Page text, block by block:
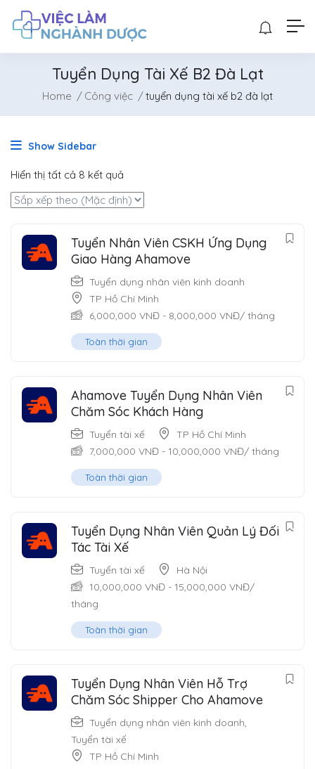
Tuyển Dụng Tài Xế B2 Đà Lạt
Home Công việc tuyển dụng tài xế b2 đà lạt
Show Sidebar
Hiển thị tất cả 8 kết quả
Tuyển Nhân Viên CSKH Ứng Dụng
Giao Hàng Ahamove
Tuyển dụng nhân viên kinh doanh
TP Hồ Chí Minh
6,000,000 VNĐ - 8,000,000 VNĐ/ tháng
Toàn thời gian
Ahamove Tuyển Dụng Nhân Viên
Chăm Sóc Khách Hàng
Tuyển tài xế
TP Hồ Chí Minh
7,000,000 VNĐ - 10,000,000 VNĐ/ tháng
Toàn thời gian
Tuyển Dụng Nhân Viên Quản Lý Đối
Tác Tài Xế
Tuyển tài xế
Hà Nội
10,000,000 VNĐ - 15,000,000 VNĐ/
tháng
Toàn thời gian
Tuyển Dụng Nhân Viên Hỗ Trợ
Chăm Sóc Shipper Cho Ahamove
Tuyển dụng nhân viên kinh doanh,
Tuyển tài xế
TP Hồ Chí Minh